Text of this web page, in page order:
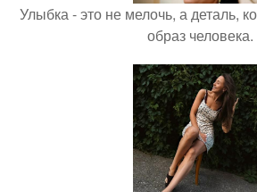
Улыбка - это не мелочь, а деталь,
образ человека.